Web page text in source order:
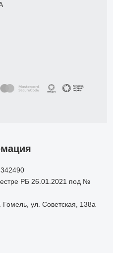
РБ 26.01.2021 под №
ул. Советская, 138а